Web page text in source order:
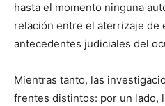
hasta el momento ninguna
relación entre el aterrizaje de
antecedentes judiciales del
Mientras tanto, las
frentes distintos: por un lado,